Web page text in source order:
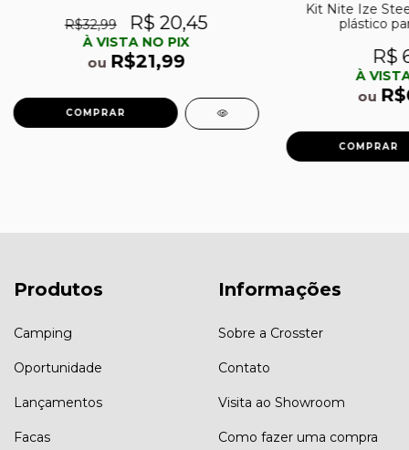
R$32,99 R$ 20,45
À VISTA NO PIX
ou R$21,99
Kit Nite Ize
plástico
R$
À
ou
Produtos
Camping
Oportunidade
Lançamentos
Facas
Informações
Sobre a Crosster
Contato
Visita ao Showroom
Como fazer uma compra